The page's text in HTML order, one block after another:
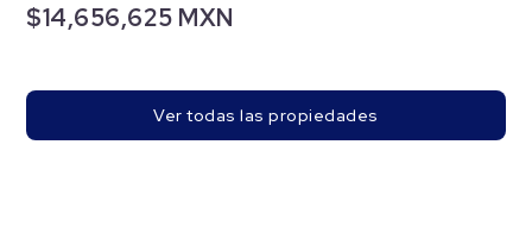
$14,656,625 MXN
Ver todas las propiedades